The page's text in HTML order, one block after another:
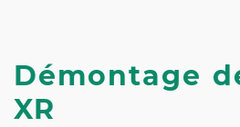
Démontage
XR